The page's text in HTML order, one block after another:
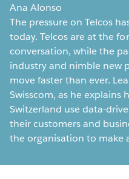
Ana Alonso
The pressure on Telcos
today. Telcos are at the
conversation, while the
industry and nimble new
move faster than ever.
Swisscom, as he explains
Switzerland use data-
their customers and
the organisation to make